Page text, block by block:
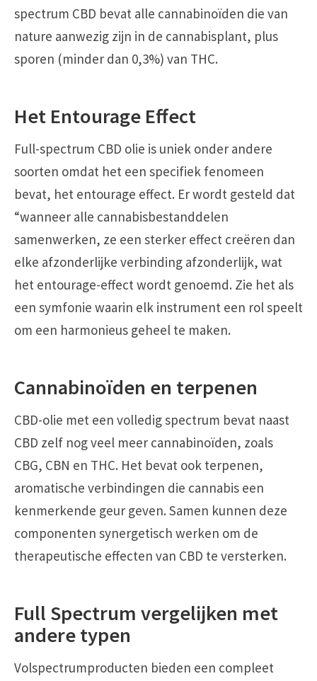
spectrum CBD bevat alle cannabinoïden die van
nature aanwezig zijn in de cannabisplant, plus
sporen (minder dan 0,3%) van THC.
Het Entourage Effect
Full-spectrum CBD olie is uniek onder andere
soorten omdat het een specifiek fenomeen
bevat, het entourage effect. Er wordt gesteld dat
“wanneer alle cannabisbestanddelen
samenwerken, ze een sterker effect creëren dan
elke afzonderlijke verbinding afzonderlijk, wat
het entourage-effect wordt genoemd. Zie het als
een symfonie waarin elk instrument een rol speelt
om een harmonieus geheel te maken.
Cannabinoïden en terpenen
CBD-olie met een volledig spectrum bevat naast
CBD zelf nog veel meer cannabinoïden, zoals
CBG, CBN en THC. Het bevat ook terpenen,
aromatische verbindingen die cannabis een
kenmerkende geur geven. Samen kunnen deze
componenten synergetisch werken om de
therapeutische effecten van CBD te versterken.
Full Spectrum vergelijken met
andere typen
Volspectrumproducten bieden een compleet